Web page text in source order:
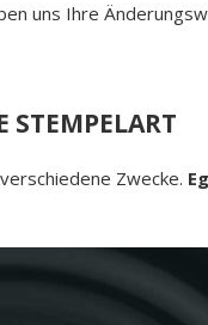
uns Ihre
STEMPELART
Zwecke.